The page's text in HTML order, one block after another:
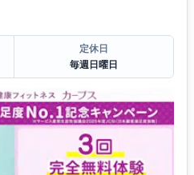
定休日
毎週日曜日